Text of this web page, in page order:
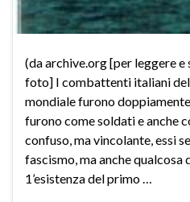
(da archive.org [per leggere
foto] I combattenti italiani
mondiale furono
furono come soldati e anche
confuso, ma vincolante, essi
fascismo, ma anche qualcosa
1’esistenza del primo …